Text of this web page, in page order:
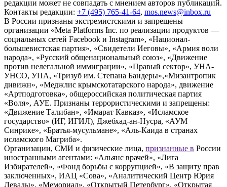
редакции может не совпадать с мнением авторов публикаций.
Контакты редакции: +7 (495) 765-41-64, mos.news@inbox.ru
В России признаны экстремистскими и запрещены
организации «Meta Platforms Inc. по реализации продуктов —
социальных сетей Facebook и Instagram», «Национал-
большевистская партия», «Свидетели Иеговы», «Армия воли
народа», «Русский общенациональный союз», «Движение
против нелегальной иммиграции», «Правый сектор», УНА-
УНСО, УПА, «Тризуб им. Степана Бандеры»,«Мизантропик
дивижн», «Меджлис крымскотатарского народа», движение
«Артподготовка», общероссийская политическая партия
«Воля», АУЕ. Признаны террористическими и запрещены:
«Движение Талибан», «Имарат Кавказ», «Исламское
государство» (ИГ, ИГИЛ), Джебхад-ан-Нусра, «АУМ
Синрике», «Братья-мусульмане», «Аль-Каида в странах
исламского Магриба».
Организации, СМИ и физические лица, признанные в России
иностранными агентами: «Альянс врачей», «Лига
Избирателей», «Фонд борьбы с коррупцией», «В защиту прав
заключенных», ИАЦ «Сова», «Аналитический Центр Юрия
Левады», «Мемориал», «Открытый Петербург», «Открытая